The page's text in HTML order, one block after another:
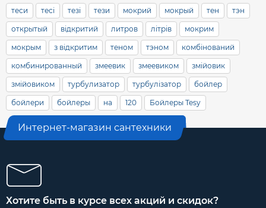
теси тесі тезі тези мокрий мокрый тен тэн
открытый відкритий литров літрів мокрим
мокрым з відкритим теном тэном комбінований
комбинированный змеевик змеевиком змійовик
змійовиком турбулизатор турбулізатор бойлер
бойлери бойлеры на 120 Бойлеры Tesy
Интернет-магазин сантехники
Хотите быть в курсе всех акций и скидок?